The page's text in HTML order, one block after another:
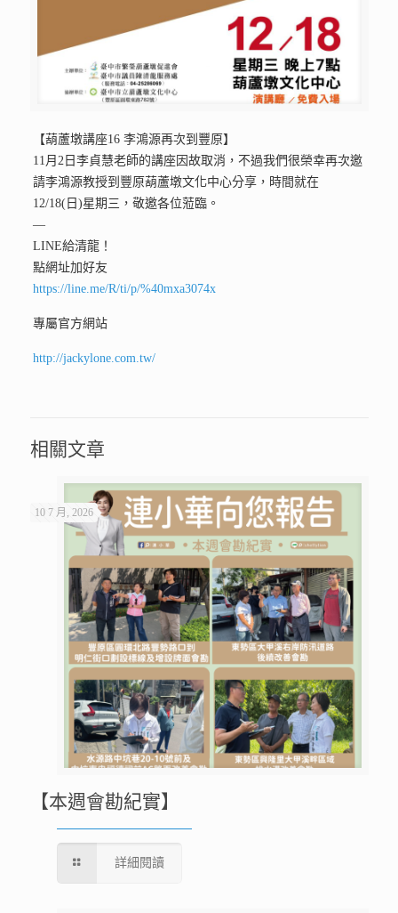
【葫蘆墩講座16 李鴻源再次到豐原】
11月2日李貞慧老師的講座因故取消，不過我們很榮幸再次邀
請李鴻源教授到豐原葫蘆墩文化中心分享，時間就在
12/18(日)星期三，敬邀各位蒞臨。
—
LINE給清龍！
點網址加好友
https://line.me/R/ti/p/%40mxa3074x
專屬官方網站
http://jackylone.com.tw/
相關文章
10 7 月, 2026
【本週會勘紀實】
詳細閱讀